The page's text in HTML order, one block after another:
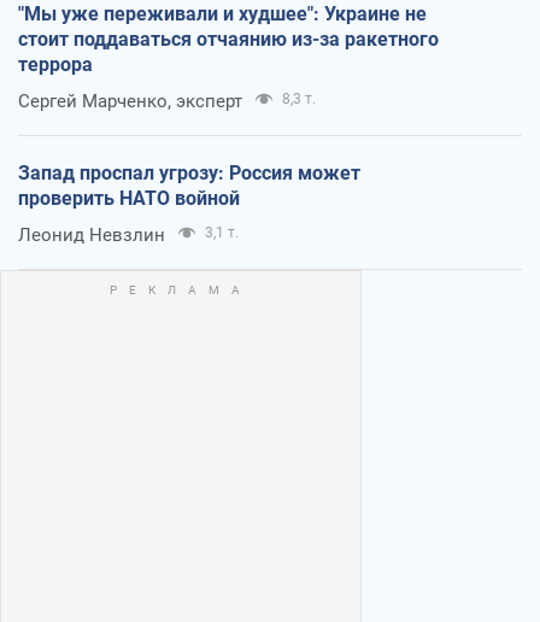
"Мы уже переживали и худшее": Украине не
стоит поддаваться отчаянию из-за ракетного
террора
Сергей Марченко, эксперт 8,3 т.
Запад проспал угрозу: Россия может
проверить НАТО войной
Леонид Невзлин 3,1 т.